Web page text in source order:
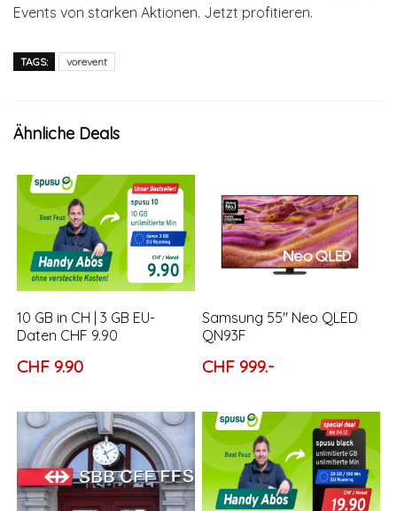
Events von starken Aktionen. Jetzt profitieren.
TAGS: vorevent
Ähnliche Deals
10 GB in CH | 3 GB EU-
Daten CHF 9.90
CHF 9.90
Samsung 55″ Neo QLED
QN93F
CHF 999.-